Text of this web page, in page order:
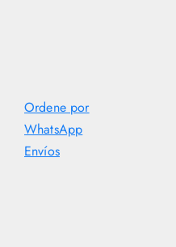
Ordene por
WhatsApp
Envíos